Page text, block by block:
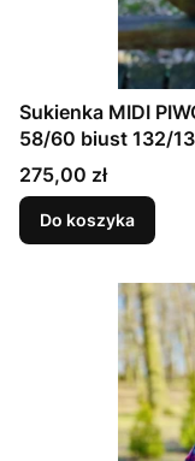
Sukienka MIDI
58/60 biust 132/
kieszeniami
Cena
275,00 zł
Do koszyka